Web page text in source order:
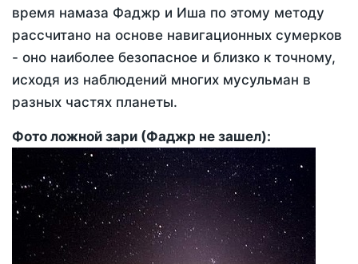
время намаза Фаджр и Иша по этому методу
рассчитано на основе навигационных сумерков
- оно наиболее безопасное и близко к точному,
исходя из наблюдений многих мусульман в
разных частях планеты.
Фото ложной зари (Фаджр не зашел):